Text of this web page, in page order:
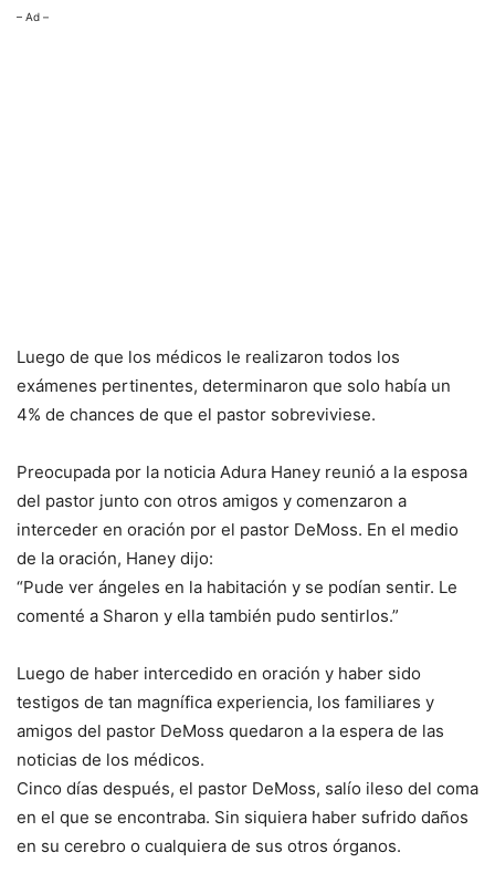
– Ad –
Luego de que los médicos le realizaron todos los
exámenes pertinentes, determinaron que solo había un
4% de chances de que el pastor sobreviviese.
Preocupada por la noticia Adura Haney reunió a la esposa
del pastor junto con otros amigos y comenzaron a
interceder en oración por el pastor DeMoss. En el medio
de la oración, Haney dijo:
“Pude ver ángeles en la habitación y se podían sentir. Le
comenté a Sharon y ella también pudo sentirlos.”
Luego de haber intercedido en oración y haber sido
testigos de tan magnífica experiencia, los familiares y
amigos del pastor DeMoss quedaron a la espera de las
noticias de los médicos.
Cinco días después, el pastor DeMoss, salío ileso del coma
en el que se encontraba. Sin siquiera haber sufrido daños
en su cerebro o cualquiera de sus otros órganos.